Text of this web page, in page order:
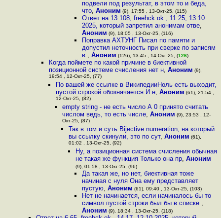
подвели под результат, в этом то и беда,
что, Аноним (9), 17:55 , 13-Окт-25, (115)
Ответ на 13 108, freehck ok , 11 25, 13 10
2025, который запретил анонимам отве,
Аноним (9), 18:05 , 13-Окт-25, (116)
Поправка АХТУНГ Писал по памяти и
допустил неточность при сверке по записям
в , Аноним (126), 13:45 , 14-Окт-25, (126)
Когда поймете по какой причине в биективной
позиционной системе счисления нет н,Аноним (9),
19:54 , 12-Окт-25, (77)
По вашей же ссылке в ВикипедииНоль есть выходит,
пустой строкой обозначается И н, Аноним (61), 21:54 ,
12-Окт-25, (82)
empty string - не есть число А 0 принято считать
числом ведь, то есть числе, Аноним (9), 23:53 , 12-
Окт-25, (87)
Так в том и суть Bijective numeration, на который
вы ссылку скинули, это по сут,Аноним (61),
01:02 , 13-Окт-25, (92)
Ну, а позиционная система счисления обычная
не такая же функция Только она пр, Аноним
(9), 01:58 , 13-Окт-25, (96)
Да такая же, но нет, биективная тоже
начиная с нуля Она ему представляет
пустую, Аноним (61), 09:40 , 13-Окт-25, (103)
Нет не начинается, если начиналось бы то
символ пустой строки был бы в списке ,
Аноним (9), 18:34 , 13-Окт-25, (118)